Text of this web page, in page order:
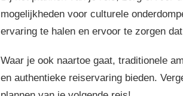
mogelijkheden voor culturele
ervaring te halen en ervoor te zorgen
Waar je ook naartoe gaat, traditionele
en authentieke reiservaring bieden.